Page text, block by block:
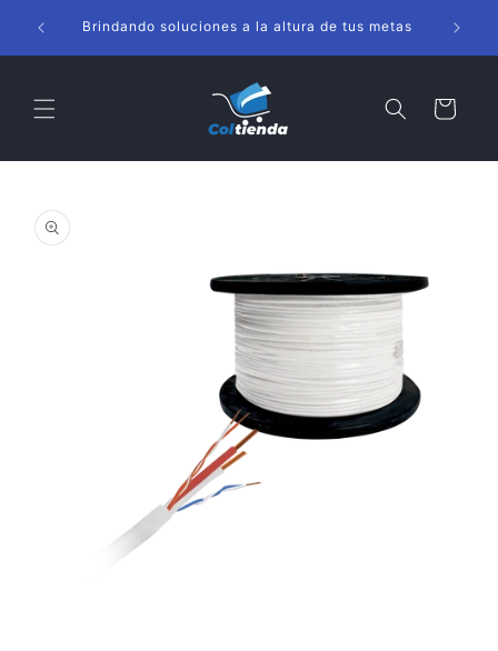
directamenteBrindando soluciones a la altura de tus metas
Carrito
a la
información